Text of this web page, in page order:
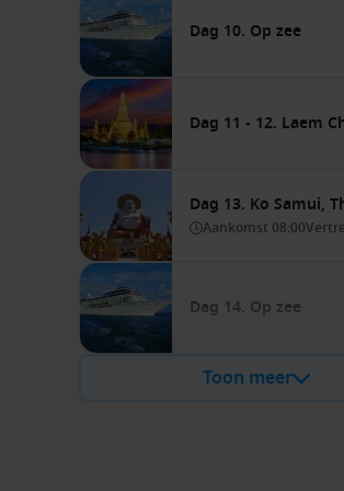
Dag 10. Op zee
Dag 11 - 12. Laem
Dag 13. Ko Samui,
Aankomst 08:00
Dag 14. Op zee
Toon meer